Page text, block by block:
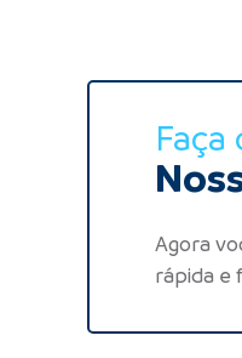
Agora
rápida e